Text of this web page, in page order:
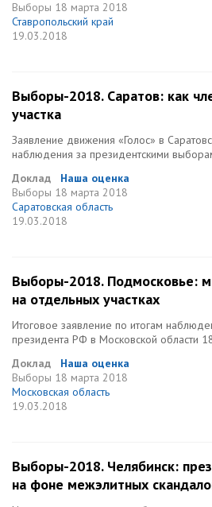
Выборы 18 марта 2018
Ставропольский край
19.03.2018
Выборы-2018. Саратов: как
участка
Заявление движения «Голос» в
наблюдения за президентскими
Доклад
Наша оценка
Выборы 18 марта 2018
Саратовская область
19.03.2018
Выборы-2018. Подмосковье:
на отдельных участках
Итоговое заявление по итогам
президента РФ в Московской области
Доклад
Наша оценка
Выборы 18 марта 2018
Московская область
19.03.2018
Выборы-2018. Челябинск:
на фоне межэлитных